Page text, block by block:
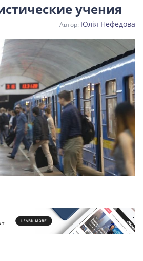
Київ Львів
учения
Юлія Нефедова